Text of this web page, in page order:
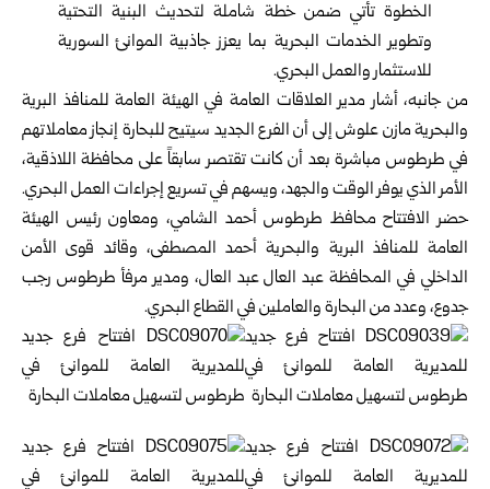
الخطوة تأتي ضمن خطة شاملة لتحديث البنية التحتية
وتطوير الخدمات البحرية بما يعزز جاذبية الموانئ السورية
للاستثمار والعمل البحري.
من جانبه، أشار مدير العلاقات العامة في الهيئة العامة للمنافذ البرية
والبحرية مازن علوش إلى أن الفرع الجديد سيتيح للبحارة إنجاز معاملاتهم
في طرطوس مباشرة بعد أن كانت تقتصر سابقاً على محافظة اللاذقية،
الأمر الذي يوفر الوقت والجهد، ويسهم في تسريع إجراءات العمل البحري.
حضر الافتتاح محافظ طرطوس أحمد الشامي، ومعاون رئيس الهيئة
العامة للمنافذ البرية والبحرية أحمد المصطفى، وقائد قوى الأمن
الداخلي في المحافظة عبد العال عبد العال، ومدير مرفأ طرطوس رجب
جدوع، وعدد من البحارة والعاملين في القطاع البحري.